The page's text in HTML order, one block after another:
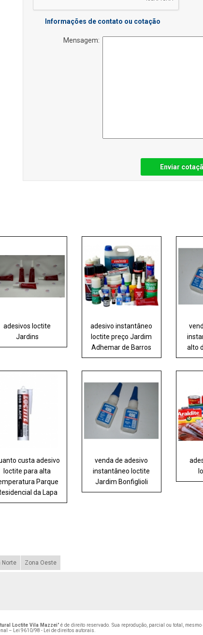
Informações de contato ou cotação
Mensagem:
Enviar
adesivos loctite
Jardins
adesivo instantâneo
loctite preço Jardim
Adhemar de Barros
alto
custa adesivo
loctite para alta
Parque
da Lapa
venda de adesivo
instantâneo loctite
Jardim Bonfiglioli
Norte Zona Oeste
Loctite Vila Mazzei" é de direito reservado. Sua reprodução, parcial ou total,
–
Lei 9610/98 - Lei de direitos autorais